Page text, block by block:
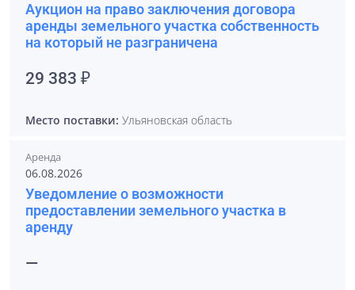
Аукцион на право заключения договора
аренды земельного участка собственность
на который не разграничена
29 383 ₽
Место поставки: Ульяновская область
Аренда
06.08.2026
Уведомление о возможности
предоставлении земельного участка в
аренду
—